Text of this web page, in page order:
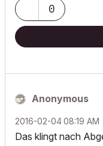
0
Anonymous
‎2016-02-0408:19 AM
Das klingt nach